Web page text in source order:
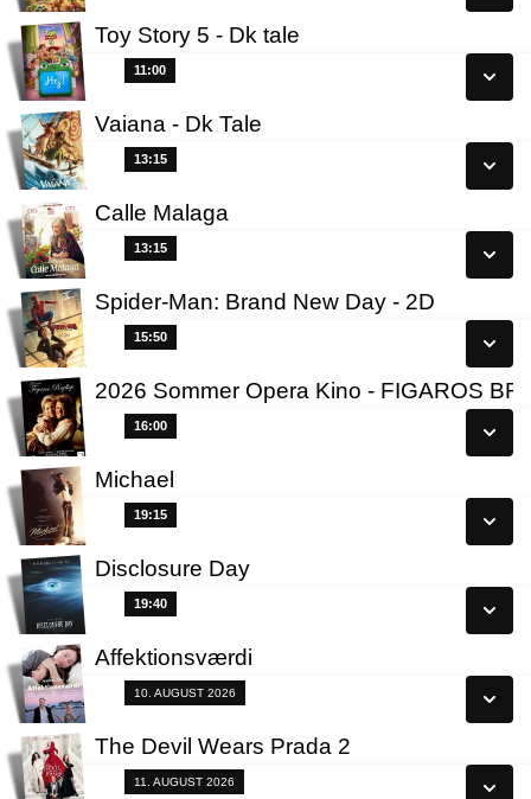
Toy Story 5 - Dk tale
11:00
Vaiana - Dk Tale
13:15
Se alle dage
Calle Malaga
13:15
Spider-Man: Brand New Day - 2D
15:50
Se alle dage
2026 Sommer Opera Kino - FIGAROS
16:00
Michael
19:15
Se alle dage
Disclosure Day
19:40
Se alle dage
Affektionsværdi
10. AUGUST 2026Fra 10.08.2026
Se alle dage
The Devil Wears Prada 2
11. AUGUST 2026Fra 11.08.2026